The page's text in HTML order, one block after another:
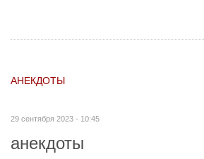
АНЕКДОТЫ
29 сентября 2023 - 10:45
анекдоты